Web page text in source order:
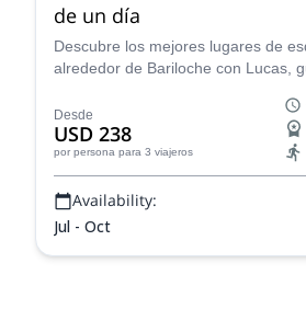
de un día
Descubre los mejores lugares de
alrededor de Bariloche con Lucas,
Frey y Baguales son algunas
sorprenderán!
Desde
USD 238
por persona para 3 viajeros
Availability:
Jul - Oct